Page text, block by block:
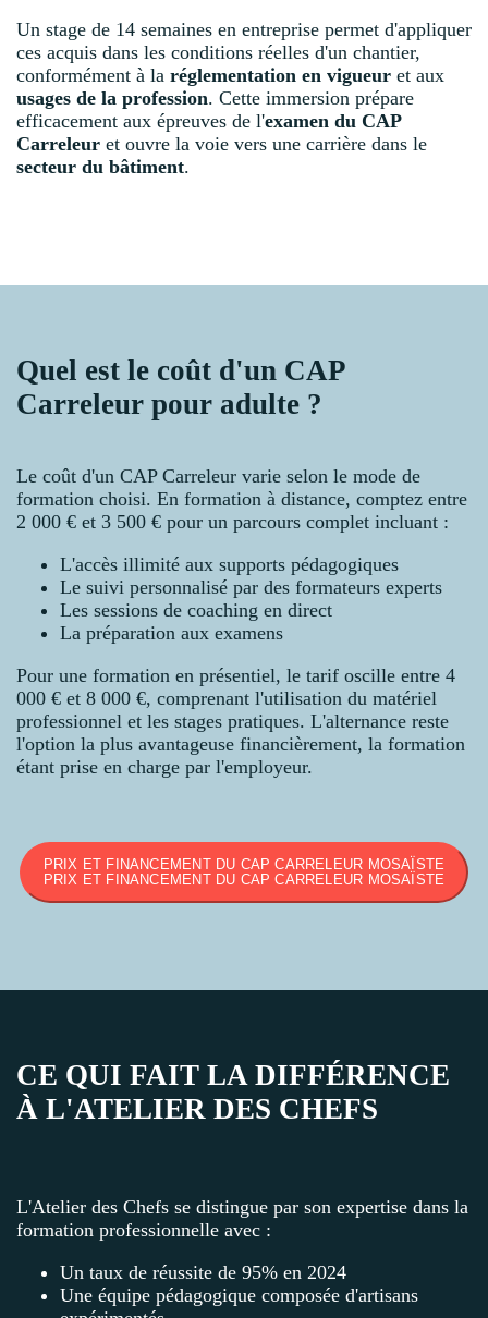
Un stage de 14 semaines en entreprise permet d'appliquer
ces acquis dans les conditions réelles d'un chantier,
conformément à la réglementation en vigueur et aux
usages de la profession. Cette immersion prépare
efficacement aux épreuves de l'examen du CAP
Carreleur et ouvre la voie vers une carrière dans le
secteur du bâtiment.
Quel est le coût d'un CAP
Carreleur pour adulte ?
Le coût d'un CAP Carreleur varie selon le mode de
formation choisi. En formation à distance, comptez entre
2 000 € et 3 500 € pour un parcours complet incluant :
L'accès illimité aux supports pédagogiques
Le suivi personnalisé par des formateurs experts
Les sessions de coaching en direct
La préparation aux examens
Pour une formation en présentiel, le tarif oscille entre 4
000 € et 8 000 €, comprenant l'utilisation du matériel
professionnel et les stages pratiques. L'alternance reste
l'option la plus avantageuse financièrement, la formation
étant prise en charge par l'employeur.
PRIX ET FINANCEMENT DU CAP CARRELEUR MOSAÏSTE
PRIX ET FINANCEMENT DU CAP CARRELEUR MOSAÏSTE
CE QUI FAIT LA DIFFÉRENCE
À L'ATELIER DES CHEFS
L'Atelier des Chefs se distingue par son expertise dans la
formation professionnelle avec :
Un taux de réussite de 95% en 2024
Une équipe pédagogique composée d'artisans